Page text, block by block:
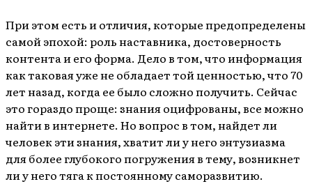
При этом есть и отличия, которые предопределены
самой эпохой: роль наставника, достоверность
контента и его форма. Дело в том, что информация
как таковая уже не обладает той ценностью, что 70
лет назад, когда ее было сложно получить. Сейчас
это гораздо проще: знания оцифрованы, все можно
найти в интернете. Но вопрос в том, найдет ли
человек эти знания, хватит ли у него энтузиазма
для более глубокого погружения в тему, возникнет
ли у него тяга к постоянному саморазвитию.